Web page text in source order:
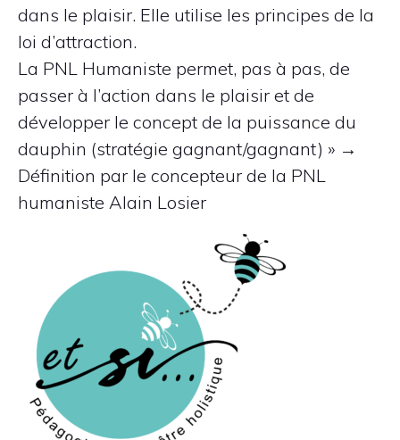
dans le plaisir. Elle utilise les principes de la
loi d’attraction.
La PNL Humaniste permet, pas à pas, de
passer à l’action dans le plaisir et de
développer le concept de la puissance du
dauphin (stratégie gagnant/gagnant) » →
Définition par le concepteur de la PNL
humaniste Alain Losier